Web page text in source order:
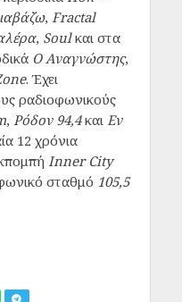
, Fractal
, Soulκαι στα
Ο Αναγνώστης,
. Έχει
ραδιοφωνικούς
, Ρόδον 94,4και Εν
12 χρόνια
Inner City
σταθμό 105,5